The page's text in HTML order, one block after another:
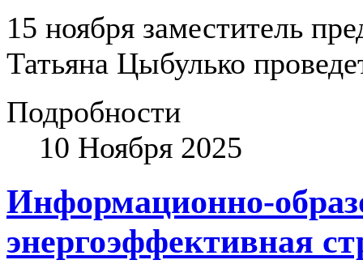
15 ноября заместитель
Татьяна Цыбулько
Подробности
10 Ноября 2025
Информационно-
энергоэффективная